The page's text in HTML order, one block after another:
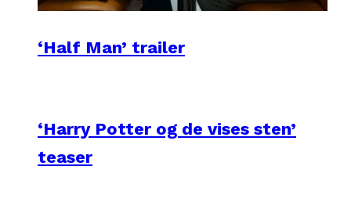
‘Half Man’ trailer
‘Harry Potter og de vises sten’
teaser